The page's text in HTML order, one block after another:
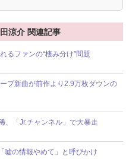
涼介 関連記事
るファンの“棲み分け”問題
プ新曲が前作より2.9万枚ダウンの
、「Jr.チャンネル」で大暴走
嘘の情報やめて」と呼びかけ